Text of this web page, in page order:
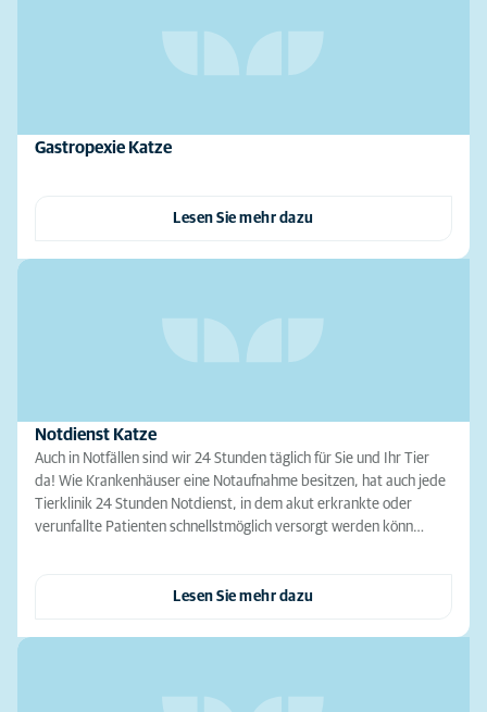
Gastropexie Katze
Lesen Sie mehr dazu
Notdienst Katze
Auch in Notfällen sind wir 24 Stunden täglich für Sie und Ihr Tier
da! Wie Krankenhäuser eine Notaufnahme besitzen, hat auch jede
Tierklinik 24 Stunden Notdienst, in dem akut erkrankte oder
verunfallte Patienten schnellstmöglich versorgt werden könn…
Lesen Sie mehr dazu